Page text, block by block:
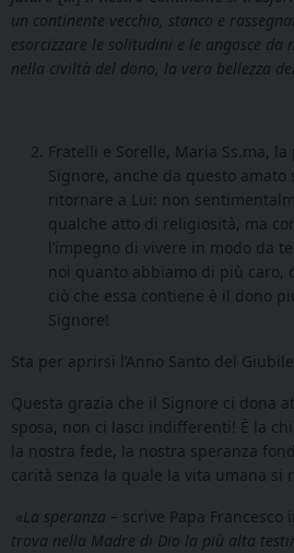
un continente vecchio, stanco e
esorcizzare le solitudini e le angosce da
nella civiltà del dono, la vera bellezza
Fratelli e Sorelle, Maria Ss.ma,
Signore, anche da questo amato
ritornare a Lui: non
qualche atto di religiosità, ma
l’impegno di vivere in modo da
noi quanto abbiamo di più caro,
ciò che essa contiene è il dono
Signore!
Sta per aprirsi l’Anno Santo del
Questa grazia che il Signore ci dona
sposa, non ci lasci indifferenti! È la
la nostra fede, la nostra speranza
carità senza la quale la vita umana si
«La speranza – scrive Papa
trova nella Madre di Dio la più alta